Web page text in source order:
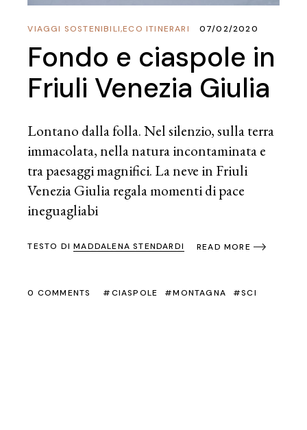
ECO ITINERARI
,
VIAGGI SOSTENIBILI 07/02/2020
Fondo e ciaspole in
Friuli Venezia Giulia
Lontano dalla folla. Nel silenzio, sulla terra
immacolata, nella natura incontaminata e
tra paesaggi magnifici. La neve in Friuli
Venezia Giulia regala momenti di pace
ineguagliabi
TESTO DIMADDALENA STENDARDI READ MORE
0 COMMENTS CIASPOLE MONTAGNA SCI